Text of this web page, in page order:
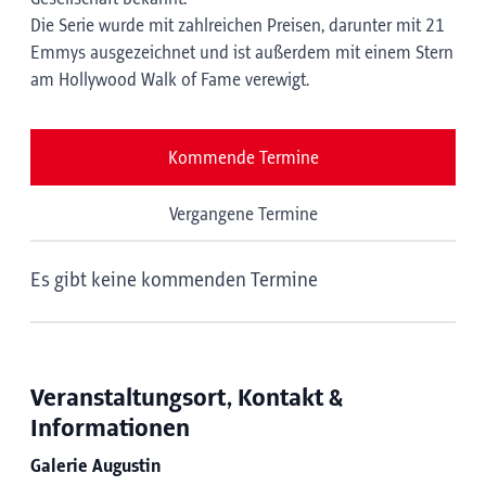
Die Serie wurde mit zahlreichen Preisen, darunter mit 21
Emmys ausgezeichnet und ist außerdem mit einem Stern
am Hollywood Walk of Fame verewigt.
Kommende Termine
Vergangene Termine
Es gibt keine kommenden Termine
Veranstaltungsort, Kontakt &
Informationen
Galerie Augustin